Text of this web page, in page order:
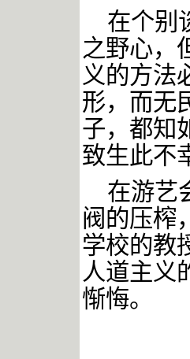
在个别
之野心，
义的方法
形，而无
子，都知
致生此不
在游艺
阀的压榨
学校的教
人道主义
惭悔。